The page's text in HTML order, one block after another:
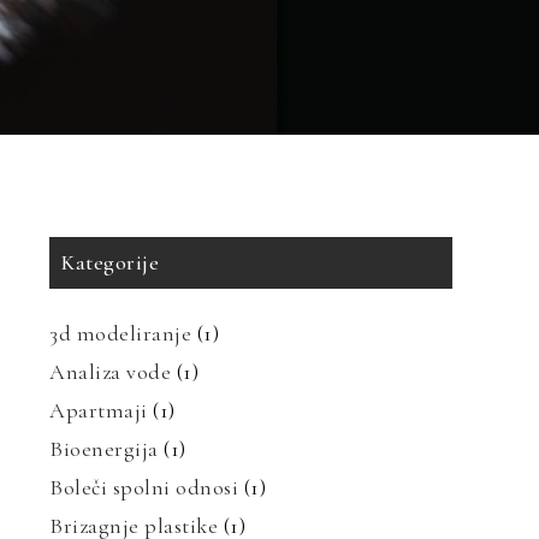
Kategorije
3d modeliranje (1)
Analiza vode (1)
Apartmaji (1)
Bioenergija (1)
Boleči spolni odnosi (1)
Brizagnje plastike (1)